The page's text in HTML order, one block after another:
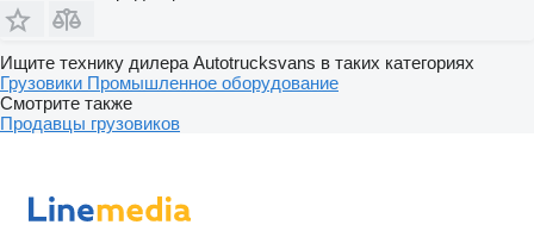
Ищите технику дилера Autotrucksvans в таких категориях
Грузовики Промышленное оборудование
Смотрите также
Продавцы грузовиков